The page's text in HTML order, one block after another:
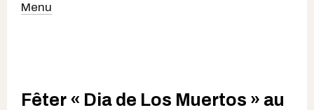
Menu
Fêter « Dia de Los Muertos » au